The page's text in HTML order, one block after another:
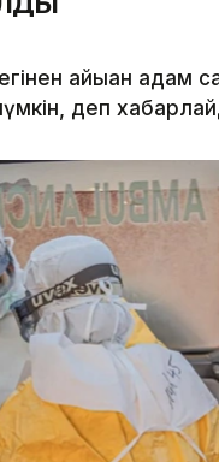
айыққан адам
деп